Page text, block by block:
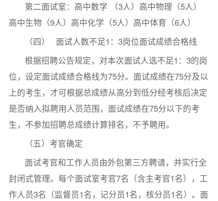
第二面试室：高中数学 （3人）高中物理（5人）
高中生物（9人）高中化学（5人）高中体育（6人）
（四） 面试人数不足1：3岗位面试成绩合格线
根据招聘公告规定，对本次面试人选不足1：3的岗
位，设定面试成绩合格线为75分。面试成绩在75分及以
上的考生，才可根据总成绩从高分到低分经考核后决定
是否纳入拟聘用人员范围，面试成绩在75分以下的考
生，不参加招聘总成绩计算排名，不予聘用。
（五）考官确定
面试考官和工作人员由外包第三方聘请，并实行全
封闭式管理。每个面试室考官7名（含主考官1名），工
作人员3名（监督员1名，记分员1名，核分员1名）。面